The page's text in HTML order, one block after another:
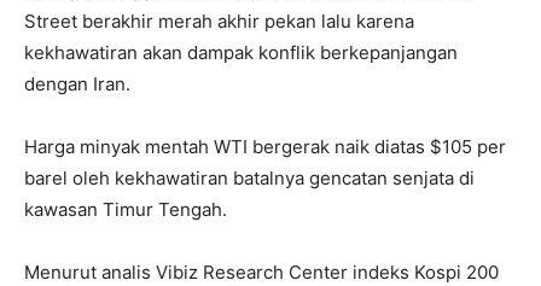
Street berakhir merah akhir pekan lalu karena
kekhawatiran akan dampak konflik berkepanjangan
dengan Iran.
Harga minyak mentah WTI bergerak naik diatas $105 per
barel oleh kekhawatiran batalnya gencatan senjata di
kawasan Timur Tengah.
Menurut analis Vibiz Research Center indeks Kospi 200